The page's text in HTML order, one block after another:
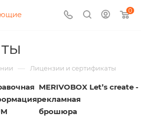
0
— Лицензии и сертификаты
MERIVOBOX Let’s create -
рекламная
брошюра